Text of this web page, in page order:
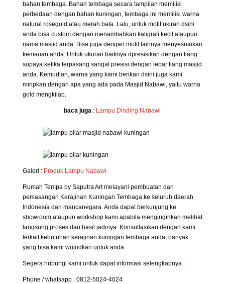
bahan tembaga. Bahan tembaga secara tampilan memiliki
perbedaan dengan bahan kuningan, tembaga ini memiliki warna
natural rosegold atau merah bata. Lalu, untuk motif ukiran dsini
anda bisa custom dengan menambahkan kaligrafi kecil ataupun
nama masjid anda. Bisa juga dengan motif lainnya menyesuaikan
kemauan anda. Untuk ukuran baiknya dpresisikan dengan tiang
supaya ketika terpasang sangat presisi dengan lebar tiang masjid
anda. Kemudian, warna yang kami berikan dsini juga kami
miripkan dengan apa yang ada pada Masjid Nabawi, yaitu warna
gold mengkilap.
baca juga : Lampu Dinding Nabawi
Galeri : Produk Lampu Nabawi
Rumah Tempa by Saputra Art melayani pembuatan dan
pemasangan Kerajinan Kuningan Tembaga ke seluruh daerah
Indonesia dan mancanegara. Anda dapat berkunjung ke
showroom ataupun workshop kami apabila menginginkan melihat
langsung proses dan hasil jadinya. Konsultasikan dengan kami
terkait kebutuhan kerajinan kuningan tembaga anda, banyak
yang bisa kami wujudkan untuk anda.
Segera hubungi kami untuk dapat informasi selengkapnya :
Phone / whatsapp : 0812-5024-4024